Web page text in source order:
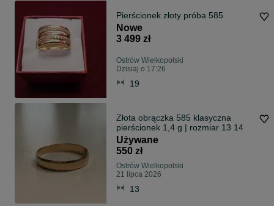
Pierścionek złoty próba 585
Nowe
3 499 zł
Ostrów Wielkopolski
Dzisiaj o 17:26
19
Złota obrączka 585 klasyczna
pierścionek 1,4 g | rozmiar 13 14
Używane
550 zł
Ostrów Wielkopolski
21 lipca 2026
13